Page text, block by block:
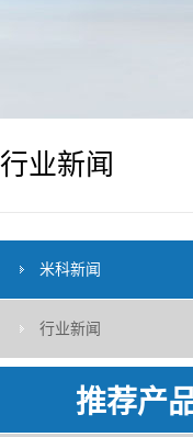
行业新闻
米科新闻
行业新闻
推荐产